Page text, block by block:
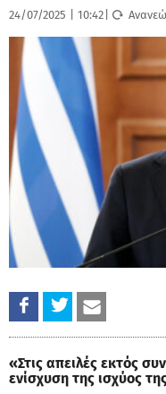
24/07/2025 10:42
«Στις απειλές εκτός
ενίσχυση της ισχύος